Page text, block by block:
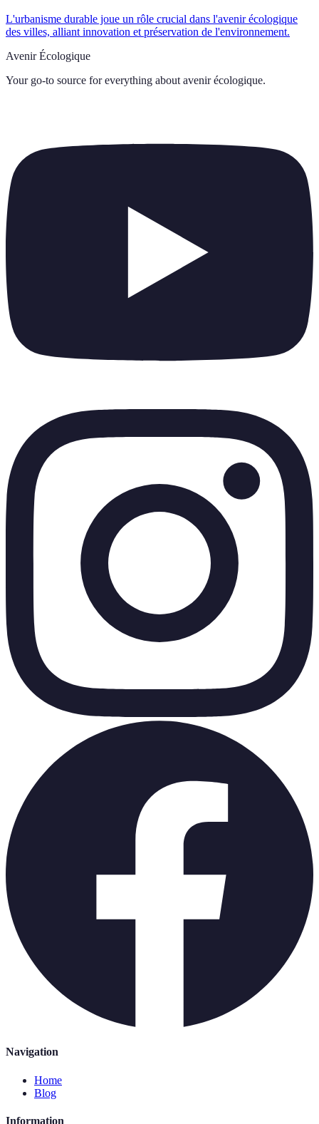
L'urbanisme durable joue un rôle crucial dans l'avenir écologique
des villes, alliant innovation et préservation de l'environnement.
Avenir Écologique
Your go-to source for everything about avenir écologique.
Navigation
Home
Blog
Information